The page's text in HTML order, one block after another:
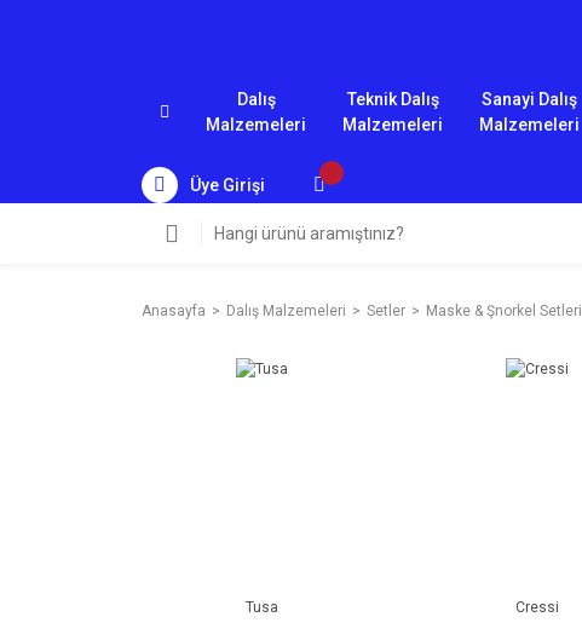
Dalış
Malzemeleri
Teknik Dalış
Malzemeleri
Sanayi Dalış
Malzemeleri
Üye Girişi
Anasayfa Dalış Malzemeleri Setler Maske & Şnorkel Setleri
Tusa Cressi